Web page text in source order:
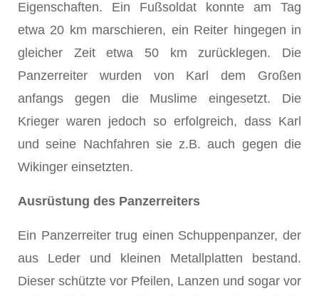
Eigenschaften. Ein Fußsoldat konnte am Tag
etwa 20 km marschieren, ein Reiter hingegen in
gleicher Zeit etwa 50 km zurücklegen. Die
Panzerreiter wurden von Karl dem Großen
anfangs gegen die Muslime eingesetzt. Die
Krieger waren jedoch so erfolgreich, dass Karl
und seine Nachfahren sie z.B. auch gegen die
Wikinger einsetzten.
Ausrüstung des Panzerreiters
Ein Panzerreiter trug einen Schuppenpanzer, der
aus Leder und kleinen Metallplatten bestand.
Dieser schützte vor Pfeilen, Lanzen und sogar vor